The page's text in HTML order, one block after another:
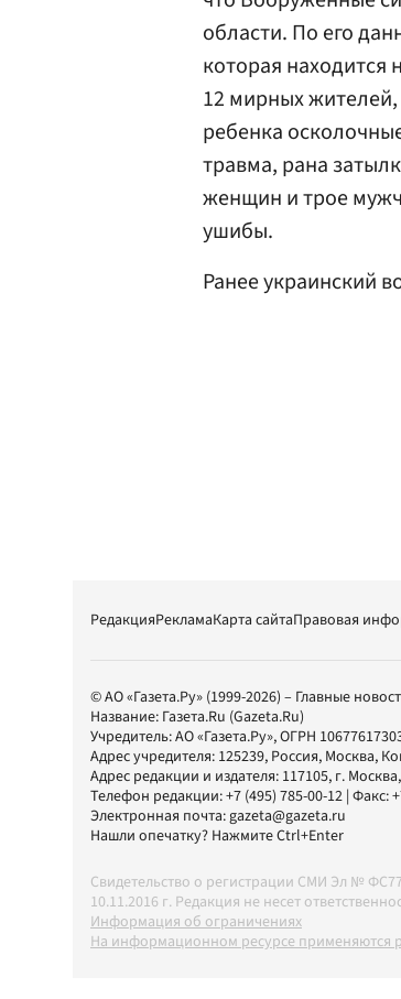
области. По его
которая находится
12 мирных жителей,
ребенка
травма, рана
женщин и трое
ушибы.
Ранее украинский
РедакцияРекламаКарта сайтаПравовая
© АО «Газета.Ру» (1999-2026) – Главные
Название: Газета.Ru (Gazeta.Ru)
Учредитель:АО «Газета.Ру», ОГРН
Адрес учредителя: 125239, Россия, Москва,
Адрес редакции и издателя: 117105, г. Москва,
Телефон редакции:+7 (495) 785-00-12 | Факс:
Электронная почта:gazeta@gazeta.ru
Нашли опечатку? Нажмите Ctrl+Enter
Свидетельство о регистрации СМИ Эл №
10.11.2016 г. Редакция не несет
Информация об ограничениях
На информационном ресурсе применяются